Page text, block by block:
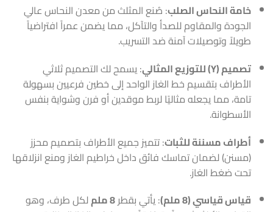
خامة النحاس الصلب: صُنع المثلث من معدن النحاس عالي
الجودة والمقاوم للصدأ والتآكل، مما يضمن عمراً افتراضياً
طويلاً وتوصيلات آمنة ضد التسريب.
تصميم (Y) للتوزيع المثالي
: يسمح لك التصميم ثلاثي
الأطراف بتقسيم خط الغاز الواحد إلى خطين فرعيين بسهولة
تامة، مما يجعله مثاليًا لربط موقدين أو فرن وشواية بنفس
الأسطوانة.
أطراف مسننة للثبات: تتميز جميع الأطراف بتصميم محزز
(مسنن) لضمان تماسك فائق داخل خراطيم الغاز ومنع انزلاقها
تحت ضغط الغاز.
قياس قياسي (8 ملم)
: يأتي بقطر8 ملم
لكل طرف، وهو